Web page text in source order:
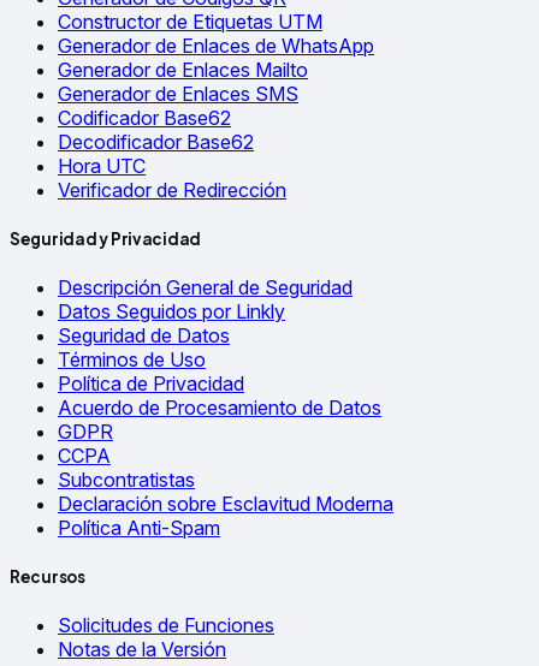
Constructor de Etiquetas UTM
Generador de Enlaces de WhatsApp
Generador de Enlaces Mailto
Generador de Enlaces SMS
Codificador Base62
Decodificador Base62
Hora UTC
Verificador de Redirección
Seguridad y Privacidad
Descripción General de Seguridad
Datos Seguidos por Linkly
Seguridad de Datos
Términos de Uso
Política de Privacidad
Acuerdo de Procesamiento de Datos
GDPR
CCPA
Subcontratistas
Declaración sobre Esclavitud Moderna
Política Anti-Spam
Recursos
Solicitudes de Funciones
Notas de la Versión